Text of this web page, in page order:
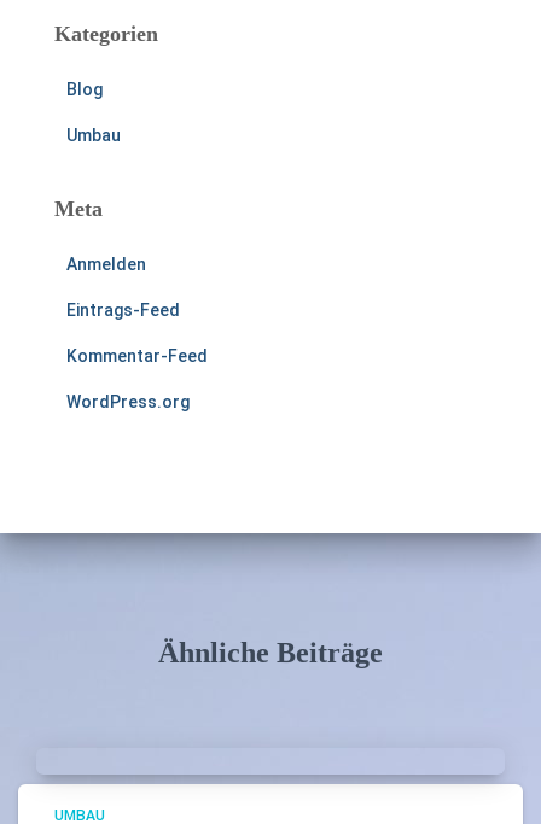
Kategorien
Blog
Umbau
Meta
Anmelden
Eintrags-Feed
Kommentar-Feed
WordPress.org
Ähnliche Beiträge
UMBAU